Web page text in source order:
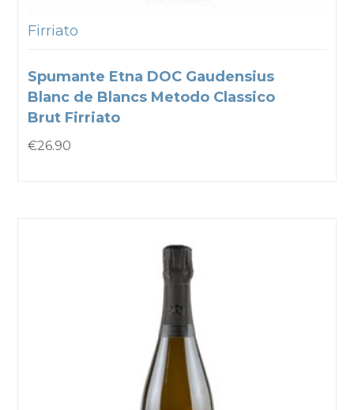
Firriato
Spumante Etna DOC Gaudensius
Blanc de Blancs Metodo Classico
Brut Firriato
€26.90